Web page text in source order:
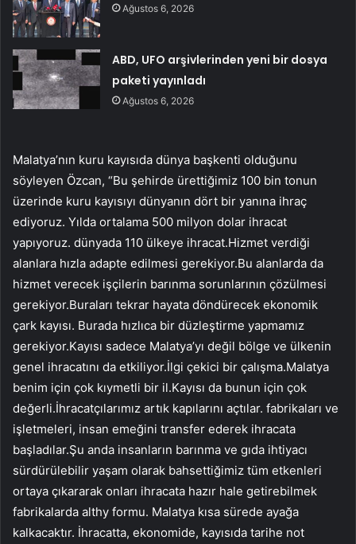
Ağustos 6, 2026
ABD, UFO arşivlerinden yeni bir dosya
paketi yayınladı
Ağustos 6, 2026
Malatya’nın kuru kayısıda dünya başkenti olduğunu
söyleyen Özcan, “Bu şehirde ürettiğimiz 100 bin tonun
üzerinde kuru kayısıyı dünyanın dört bir yanına ihraç
ediyoruz. Yılda ortalama 500 milyon dolar ihracat
yapıyoruz. dünyada 110 ülkeye ihracat.Hizmet verdiği
alanlara hızla adapte edilmesi gerekiyor.Bu alanlarda da
hizmet verecek işçilerin barınma sorunlarının çözülmesi
gerekiyor.Buraları tekrar hayata döndürecek ekonomik
çark kayısı. Burada hızlıca bir düzleştirme yapmamız
gerekiyor.Kayısı sadece Malatya’yı değil bölge ve ülkenin
genel ihracatını da etkiliyor.İlgi çekici bir çalışma.Malatya
benim için çok kıymetli bir il.Kayısı da bunun için çok
değerli.İhracatçılarımız artık kapılarını açtılar. fabrikaları ve
işletmeleri, insan emeğini transfer ederek ihracata
başladılar.Şu anda insanların barınma ve gıda ihtiyacı
sürdürülebilir yaşam olarak bahsettiğimiz tüm etkenleri
ortaya çıkararak onları ihracata hazır hale getirebilmek
fabrikalarda althy formu. Malatya kısa sürede ayağa
kalkacaktır. İhracatta, ekonomide, kayısıda tarihe not